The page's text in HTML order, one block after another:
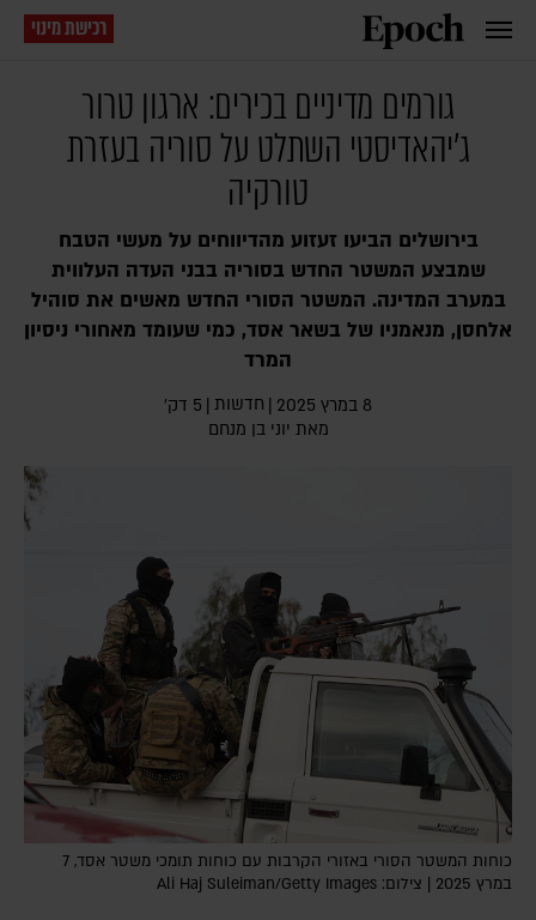
רכישת מינוי
גורמים מדיניים בכירים: ארגון טרור
ג'יהאדיסטי השתלט על סוריה בעזרת
טורקיה
בירושלים הביעו זעזוע מהדיווחים על מעשי הטבח
שמבצע המשטר החדש בסוריה בבני העדה העלווית
במערב המדינה. המשטר הסורי החדש מאשים את סוהיל
אלחסן, מנאמניו של בשאר אסד, כמי שעומד מאחורי ניסיון
המרד
8 במרץ 2025 | חדשות | 5 דק׳
מאת יוני בן מנחם
כוחות המשטר הסורי באזורי הקרבות עם כוחות תומכי משטר אסד, 7
במרץ 2025 | צילום: Ali Haj Suleiman/Getty Images